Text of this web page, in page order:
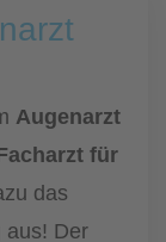
Augenarzt
für
das
aus! Der